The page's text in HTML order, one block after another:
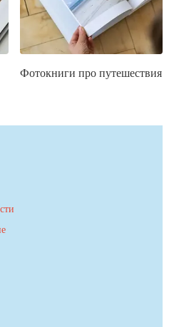
Фотокниги про путешествия